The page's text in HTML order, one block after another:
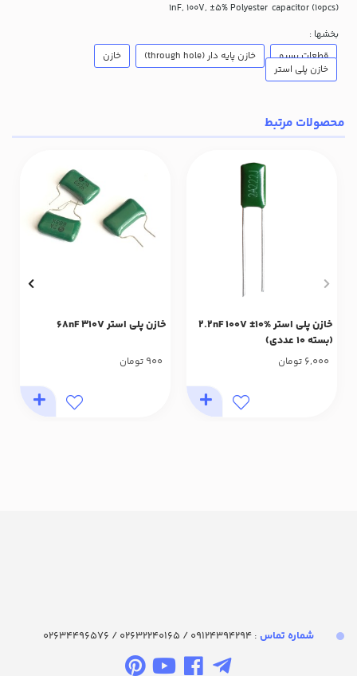
1nF, 100V, ±5% Polyester capacitor (10pcs)
بخشها :
قطعات پسیو
خازن پایه دار (through hole)
خازن
خازن پلی استر
محصولات مرتبط
خازن پلی استر %10± 2.2nF 100V
(بسته 10 عددی)
6,000 تومان
خازن پلی استر 68nF 310V
900 تومان
شماره تماس‌ : 09124394294 / 02632240165 / 02634496576